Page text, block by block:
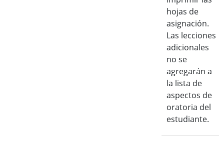
hojas de
asignación.
Las lecciones
adicionales
no se
agregarán a
la lista de
aspectos de
oratoria del
estudiante.